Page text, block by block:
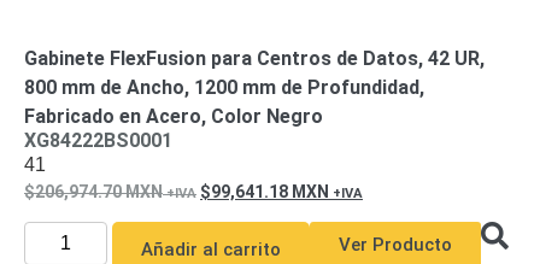
Gabinete FlexFusion para Centros de Datos, 42 UR,
800 mm de Ancho, 1200 mm de Profundidad,
Fabricado en Acero, Color Negro
XG84222BS0001
41
206,974.70MXN 99,641.18 MXN
Añadir al carrito Ver Producto